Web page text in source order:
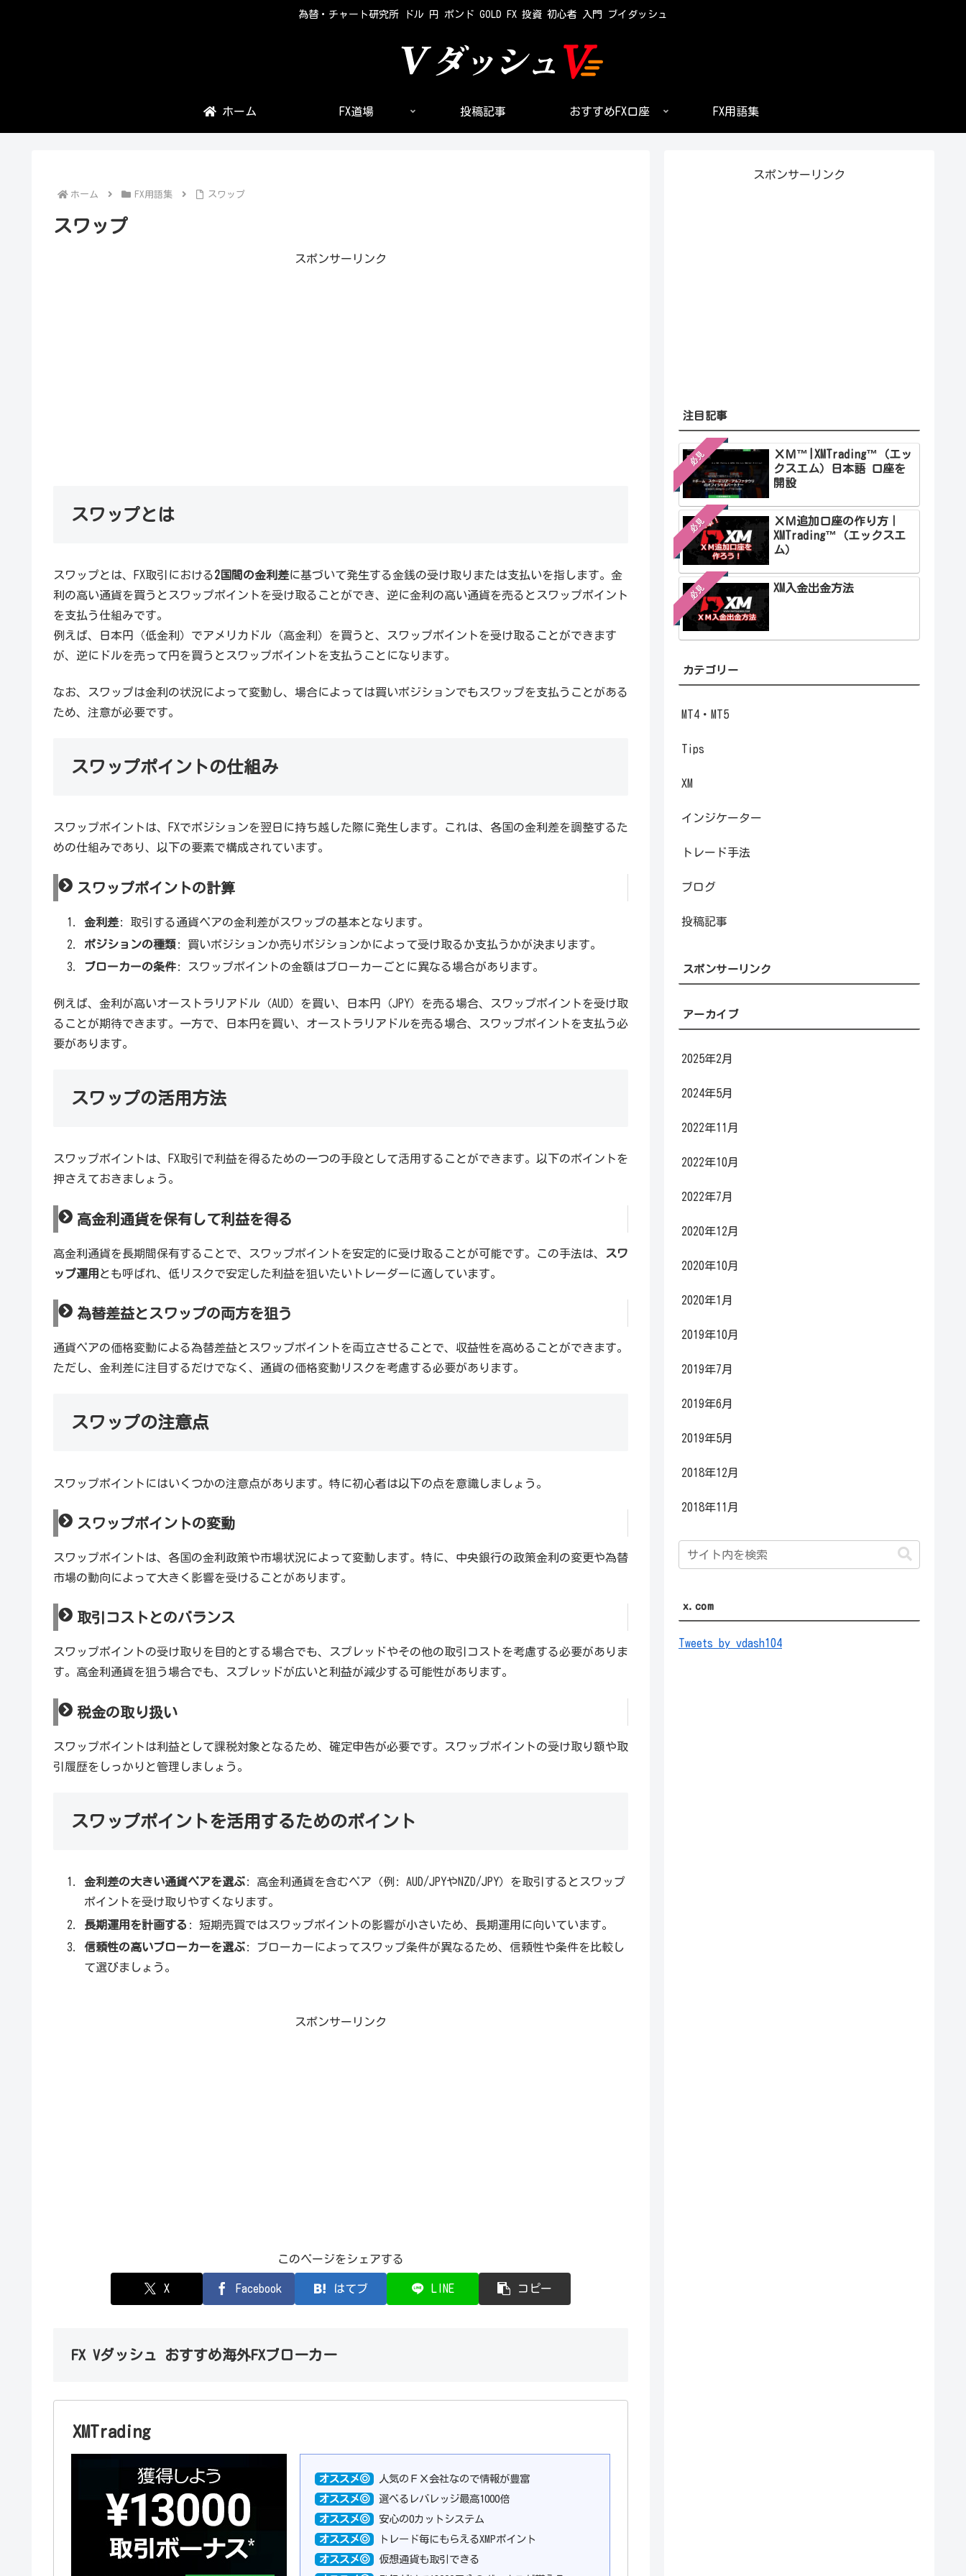
為替・チャート研究所 ドル 円 ポンド GOLD FX 投資 初心者 入門 ブイダッシュ
ホーム FX道場 投稿記事 おすすめFX口座 FX用語集
ホーム FX用語集 スワップ
スワップ
スポンサーリンク
スワップとは
スワップとは、FX取引における2国間の金利差に基づいて発生する金銭の受け取りまたは支払いを指します。金
利の高い通貨を買うとスワップポイントを受け取ることができ、逆に金利の高い通貨を売るとスワップポイント
を支払う仕組みです。
例えば、日本円（低金利）でアメリカドル（高金利）を買うと、スワップポイントを受け取ることができます
が、逆にドルを売って円を買うとスワップポイントを支払うことになります。
なお、スワップは金利の状況によって変動し、場合によっては買いポジションでもスワップを支払うことがある
ため、注意が必要です。
スワップポイントの仕組み
スワップポイントは、FXでポジションを翌日に持ち越した際に発生します。これは、各国の金利差を調整するた
めの仕組みであり、以下の要素で構成されています。
スワップポイントの計算
金利差: 取引する通貨ペアの金利差がスワップの基本となります。
ポジションの種類 : 買いポジションか売りポジションかによって受け取るか支払うかが決まります。
ブローカーの条件: スワップポイントの金額はブローカーごとに異なる場合があります。
例えば、金利が高いオーストラリアドル（AUD）を買い、日本円（JPY）を売る場合、スワップポイントを受け取
ることが期待できます。一方で、日本円を買い、オーストラリアドルを売る場合、スワップポイントを支払う必
要があります。
スワップの活用方法
スワップポイントは、FX取引で利益を得るための一つの手段として活用することができます。以下のポイントを
押さえておきましょう。
高金利通貨を保有して利益を得る
高金利通貨を長期間保有することで、スワップポイントを安定的に受け取ることが可能です。この手法は、
スワ
ップ運用とも呼ばれ、低リスクで安定した利益を狙いたいトレーダーに適しています。
為替差益とスワップの両方を狙う
通貨ペアの価格変動による為替差益とスワップポイントを両立させることで、収益性を高めることができます。
ただし、金利差に注目するだけでなく、通貨の価格変動リスクを考慮する必要があります。
スワップの注意点
スワップポイントにはいくつかの注意点があります。特に初心者は以下の点を意識しましょう。
スワップポイントの変動
スワップポイントは、各国の金利政策や市場状況によって変動します。特に、中央銀行の政策金利の変更や為替
市場の動向によって大きく影響を受けることがあります。
取引コストとのバランス
スワップポイントの受け取りを目的とする場合でも、スプレッドやその他の取引コストを考慮する必要がありま
す。高金利通貨を狙う場合でも、スプレッドが広いと利益が減少する可能性があります。
税金の取り扱い
スワップポイントは利益として課税対象となるため、確定申告が必要です。スワップポイントの受け取り額や取
引履歴をしっかりと管理しましょう。
スワップポイントを活用するためのポイント
金利差の大きい通貨ペアを選ぶ: 高金利通貨を含むペア（例: AUD/JPYやNZD/JPY）を取引するとスワップ
ポイントを受け取りやすくなります。
長期運用を計画する : 短期売買ではスワップポイントの影響が小さいため、長期運用に向いています。
信頼性の高いブローカーを選ぶ: ブローカーによってスワップ条件が異なるため、信頼性や条件を比較し
て選びましょう。
スポンサーリンク
このページをシェアする
X Facebook はてブ LINE コピー
FX Vダッシュ おすすめ海外FXブローカー
XMTrading
オススメ◎ 人気のＦＸ会社なので情報が豊富
オススメ◎ 選べるレバレッジ最高1000倍
オススメ◎ 安心の0カットシステム
オススメ◎ トレード毎にもらえるXMPポイント
オススメ◎ 仮想通貨も取引できる
スポンサーリンク
注目記事
必見
ＸＭ™|XMTrading™（エッ
クスエム）日本語 口座を
開設
必見
ＸＭ追加口座の作り方｜
XMTrading™（エックスエ
ム）
必見 XM入金出金方法
カテゴリー
MT4・MT5
Tips
XM
インジケーター
トレード手法
ブログ
投稿記事
スポンサーリンク
アーカイブ
2025年2月
2024年5月
2022年11月
2022年10月
2022年7月
2020年12月
2020年10月
2020年1月
2019年10月
2019年7月
2019年6月
2019年5月
2018年12月
2018年11月
x.com
Tweets by vdash104